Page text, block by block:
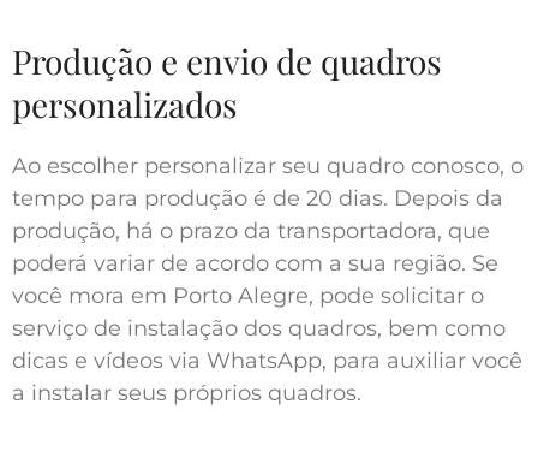
Produção e envio de quadros
personalizados
Ao escolher personalizar seu quadro conosco, o
tempo para produção é de 20 dias. Depois da
produção, há o prazo da transportadora, que
poderá variar de acordo com a sua região. Se
você mora em Porto Alegre, pode solicitar o
serviço de instalação dos quadros, bem como
dicas e vídeos via WhatsApp, para auxiliar você
a instalar seus próprios quadros.